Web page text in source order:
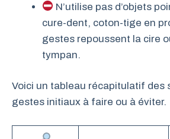
N’utilise pas d’objets
cure-dent, coton-tige en
gestes repoussent la cire
tympan.
Voici un tableau récapitulatif des
gestes initiaux à faire ou à éviter.